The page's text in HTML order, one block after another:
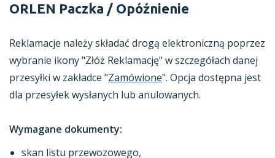
ORLEN Paczka / Opóźnienie
Reklamacje należy składać drogą elektroniczną poprzez
wybranie ikony "Złóż Reklamację" w szczegółach danej
przesyłki w zakładce "Zamówione". Opcja dostępna jest
dla przesyłek wysłanych lub anulowanych.
Wymagane dokumenty:
skan listu przewozowego,